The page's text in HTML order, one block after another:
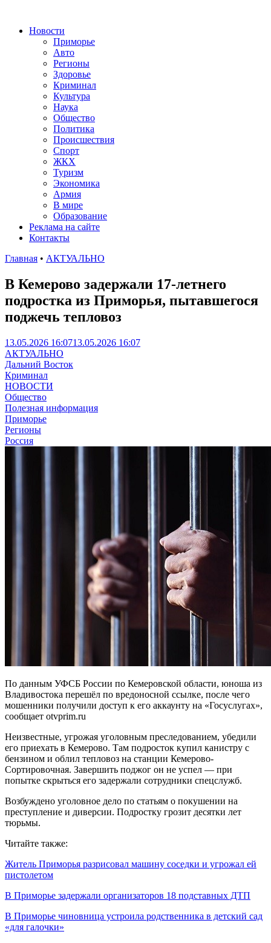
Новости
Приморье
Авто
Регионы
Здоровье
Криминал
Культура
Наука
Общество
Политика
Происшествия
Спорт
ЖКХ
Туризм
Экономика
Армия
В мире
Образование
Реклама на сайте
Контакты
Главная • АКТУАЛЬНО
В Кемерово задержали 17-летнего
подростка из Приморья, пытавшегося
поджечь тепловоз
13.05.2026 16:0713.05.2026 16:07
АКТУАЛЬНО
Дальний Восток
Криминал
НОВОСТИ
Общество
Полезная информация
Приморье
Регионы
Россия
По данным УФСБ России по Кемеровской области, юноша из
Владивостока перешёл по вредоносной ссылке, после чего
мошенники получили доступ к его аккаунту на «Госуслугах»,
сообщает otvprim.ru
Неизвестные, угрожая уголовным преследованием, убедили
его приехать в Кемерово. Там подросток купил канистру с
бензином и облил тепловоз на станции Кемерово-
Сортировочная. Завершить поджог он не успел — при
попытке скрыться его задержали сотрудники спецслужб.
Возбуждено уголовное дело по статьям о покушении на
преступление и диверсии. Подростку грозит десятки лет
тюрьмы.
Читайте также:
Житель Приморья разрисовал машину соседки и угрожал ей
пистолетом
В Приморье задержали организаторов 18 подставных ДТП
В Приморье чиновница устроила родственника в детский сад
«для галочки»